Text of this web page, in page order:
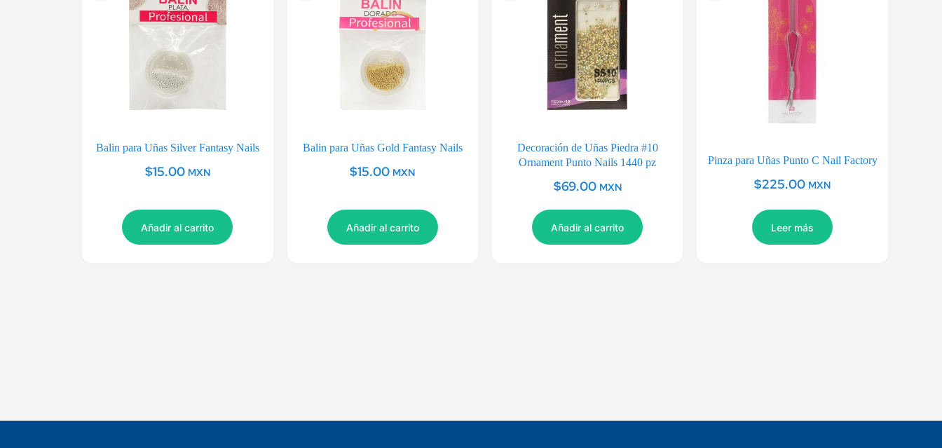
Balin para Uñas Silver Fantasy Nails
$15.00 MXN
Añadir al carrito
Balin para Uñas Gold Fantasy Nails
$15.00 MXN
Añadir al carrito
Decoración de Uñas Piedra #10
Ornament Punto Nails 1440 pz
$69.00 MXN
Añadir al carrito
Pinza para Uñas Punto C Nail Factory
$225.00 MXN
Leer más